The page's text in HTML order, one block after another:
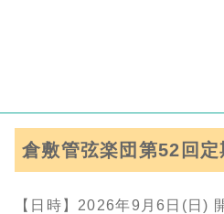
倉敷管弦楽団第52回定
【日時】2026年9月6日(日)